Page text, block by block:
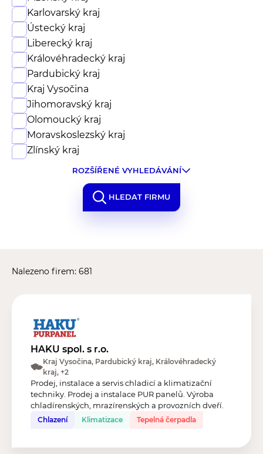
Karlovarský kraj
Ústecký kraj
Liberecký kraj
Královéhradecký kraj
Pardubický kraj
Kraj Vysočina
Jihomoravský kraj
Olomoucký kraj
Moravskoslezský kraj
Zlínský kraj
ROZŠÍŘENÉ VYHLEDÁVÁNÍ
HLEDAT FIRMU
Nalezeno firem: 681
HAKU spol. s r.o.
Kraj Vysočina, Pardubický kraj, Královéhradecký
kraj, +2
Prodej, instalace a servis chladicí a klimatizační
techniky. Prodej a instalace PUR panelů. Výroba
chladírenských, mrazírenských a provozních dveří.
Chlazení Klimatizace Tepelná čerpadla